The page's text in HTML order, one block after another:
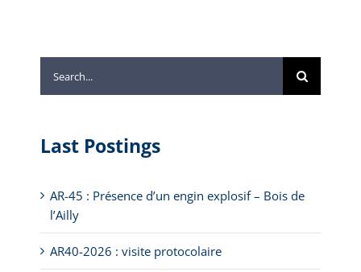
for:
Last Postings
AR-45 : Présence d’un engin explosif – Bois de
l’Ailly
AR40-2026 : visite protocolaire